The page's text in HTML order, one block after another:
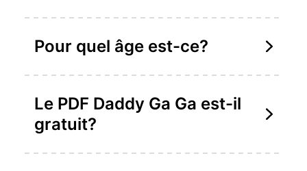
Pour quel âge est-ce?
Le PDF Daddy Ga Ga est-il
gratuit?